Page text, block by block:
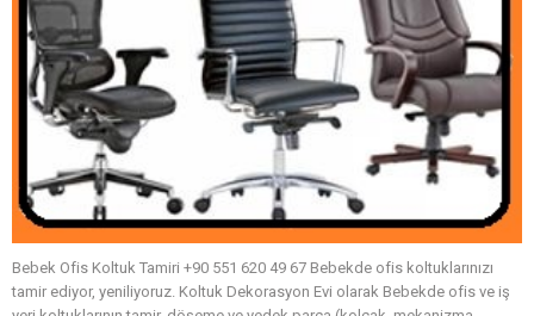
Bebek Ofis Koltuk Tamiri +90 551 620 49 67 Bebekde ofis koltuklarınızı
tamir ediyor, yeniliyoruz. Koltuk Dekorasyon Evi olarak Bebekde ofis ve iş